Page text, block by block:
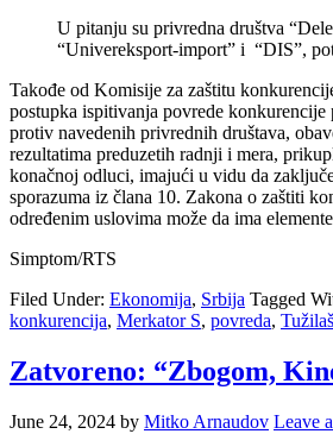
U pitanju su privredna društva
“Univereksport-import” i “DIS”,
Takođe od Komisije za zaštitu
postupka ispitivanja povrede konkurencije
protiv navedenih privrednih društava,
rezultatima preduzetih radnji i mera,
konačnoj odluci, imajući u vidu da
sporazuma iz člana 10. Zakona o zaštiti
određenim uslovima može da ima
Simptom/RTS
Filed Under: Ekonomija, Srbija Tagged
konkurencija, Merkator S, povreda,
Zatvoreno: “Zbogom,
June 24, 2024 by Mitko Arnaudov Leave